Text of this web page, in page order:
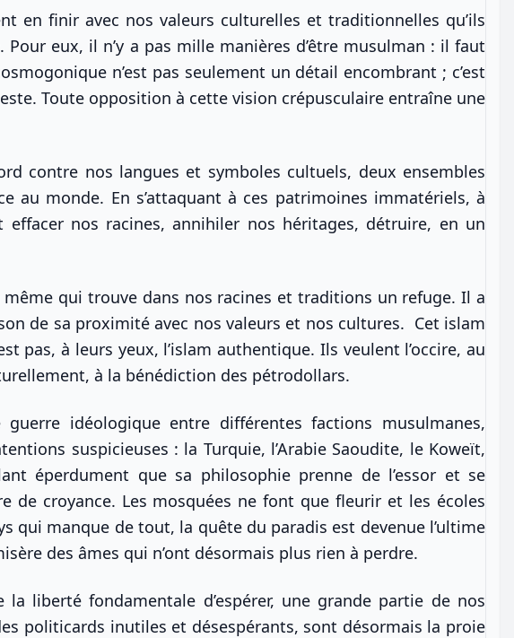
en finir avec nos valeurs culturelles et traditionnelles qu’ils
eux, il n’y a pas mille manières d’être musulman : il faut
n’est pas seulement un détail encombrant ; c’est
Toute opposition à cette vision crépusculaire entraîne une
contre nos langues et symboles cultuels, deux ensembles
au monde. En s’attaquant à ces patrimoines immatériels, à
nos racines, annihiler nos héritages, détruire, en un
même qui trouve dans nos racines et traditions un refuge. Il a
de sa proximité avec nos valeurs et nos cultures. Cet islam
pas, à leurs yeux, l’islam authentique. Ils veulent l’occire, au
à la bénédiction des pétrodollars.
idéologique entre différentes factions musulmanes,
suspicieuses : la Turquie, l’Arabie Saoudite, le Koweït,
éperdument que sa philosophie prenne de l’essor et se
de croyance. Les mosquées ne font que fleurir et les écoles
qui manque de tout, la quête du paradis est devenue l’ultime
des âmes qui n’ont désormais plus rien à perdre.
liberté fondamentale d’espérer, une grande partie de nos
politicards inutiles et désespérants, sont désormais la proie